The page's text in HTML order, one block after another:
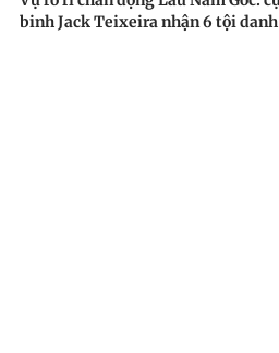
binh Jack Teixeira nhận 6 tội danh